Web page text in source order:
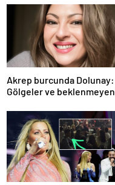
Akrep burcunda Dolunay:
Gölgeler ve beklenmeyen